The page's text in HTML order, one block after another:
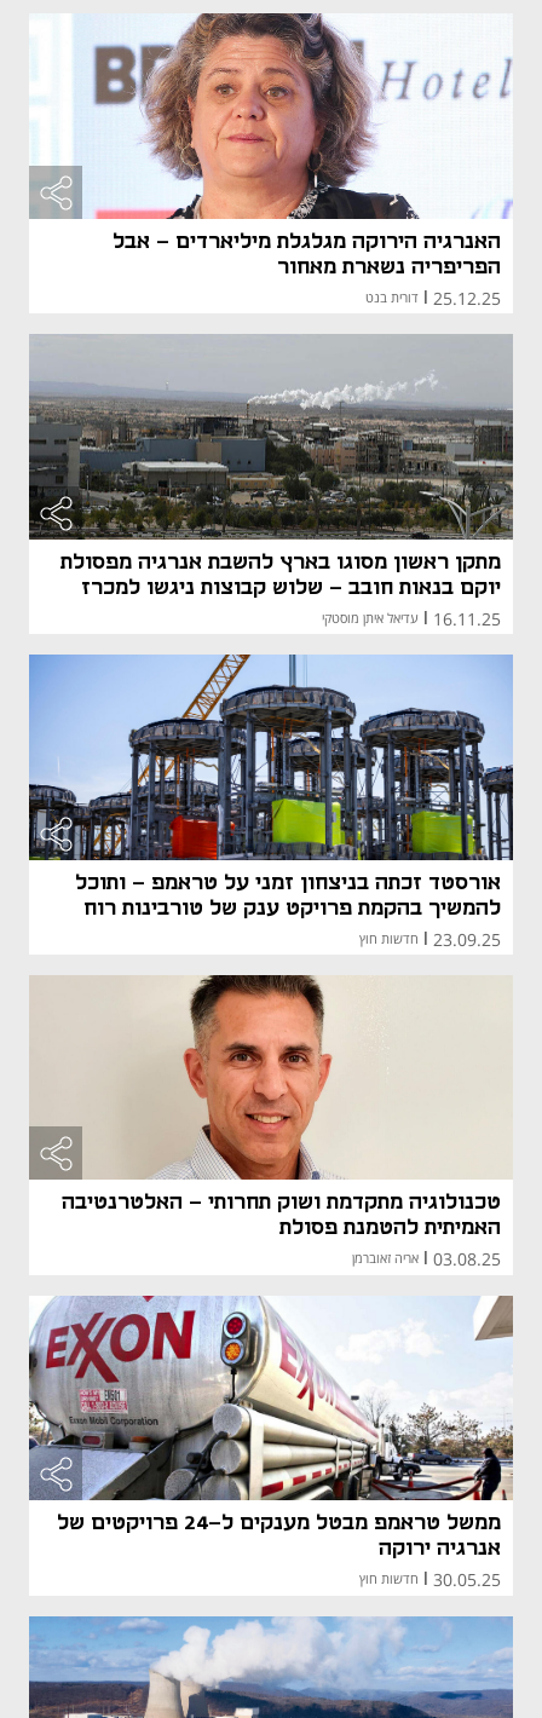
האנרגיה הירוקה מגלגלת מיליארדים - אבל
הפריפריה נשארת מאחור
25.12.25 דורית בנט
מתקן ראשון מסוגו בארץ להשבת אנרגיה מפסולת
יוקם בנאות חובב - שלוש קבוצות ניגשו למכרז
16.11.25
| עדיאל איתן מוסטקי
אורסטד זכתה בניצחון זמני על טראמפ - ותוכל
להמשיך בהקמת פרויקט ענק של טורבינות רוח
23.09.25
| חדשות חוץ
טכנולוגיה מתקדמת ושוק תחרותי – האלטרנטיבה
האמיתית להטמנת פסולת
03.08.25 אריה זאוברמן
ממשל טראמפ מבטל מענקים ל-24 פרויקטים של
אנרגיה ירוקה
30.05.25 חדשות חוץ